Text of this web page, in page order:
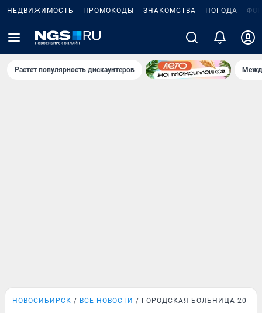
НЕДВИЖИМОСТЬ ПРОМОКОДЫ ЗНАКОМСТВА ПОГОДА
Растет популярность дискаунтеров
НОВОСИБИРСК ВСЕ НОВОСТИ ГОРОДСКАЯ БОЛЬНИЦА 20